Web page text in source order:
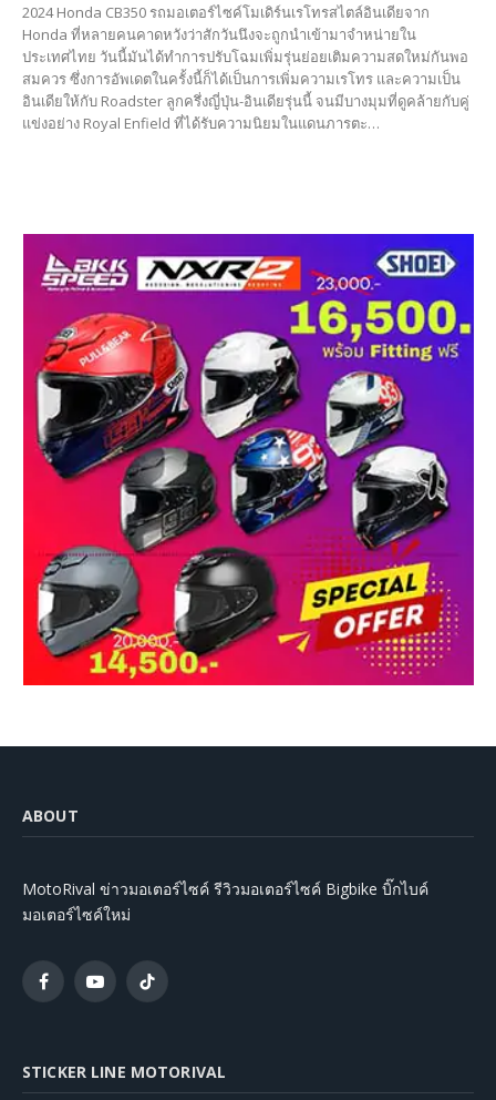
2024 Honda CB350 รถมอเตอร์ไซค์โมเดิร์นเรโทรสไตล์อินเดียจาก
Honda ที่หลายคนคาดหวังว่าสักวันนึงจะถูกนำเข้ามาจำหน่ายใน
ประเทศไทย วันนี้มันได้ทำการปรับโฉมเพิ่มรุ่นย่อยเติมความสดใหม่กันพอ
สมควร ซึ่งการอัพเดตในครั้งนี้ก็ได้เป็นการเพิ่มความเรโทร และความเป็น
อินเดียให้กับ Roadster ลูกครึ่งญี่ปุ่น-อินเดียรุ่นนี้ จนมีบางมุมที่ดูคล้ายกับคู่
แข่งอย่าง Royal Enfield ที่ได้รับความนิยมในแดนภารตะ…
ABOUT
MotoRival ข่าวมอเตอร์ไซค์ รีวิวมอเตอร์ไซค์ Bigbike บิ๊กไบค์
มอเตอร์ไซค์ใหม่
FacebookYouTubeTikTok
STICKER LINE MOTORIVAL